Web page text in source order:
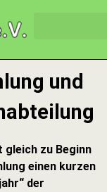
und
gleich zu Beginn
einen kurzen
der